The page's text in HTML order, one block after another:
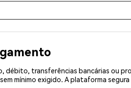
débito, transferências bancárias ou
mínimo exigido. A plataforma